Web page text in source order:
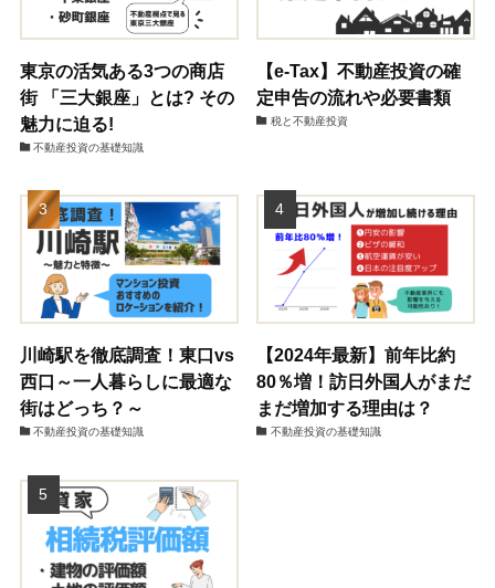
東京の活気ある3つの商店
街 「三大銀座」とは? その
魅力に迫る!
不動産投資の基礎知識
【e-Tax】不動産投資の確
定申告の流れや必要書類
税と不動産投資
川崎駅を徹底調査！東口vs
西口～一人暮らしに最適な
街はどっち？～
不動産投資の基礎知識
【2024年最新】前年比約
80％増！訪日外国人がまだ
まだ増加する理由は？
不動産投資の基礎知識